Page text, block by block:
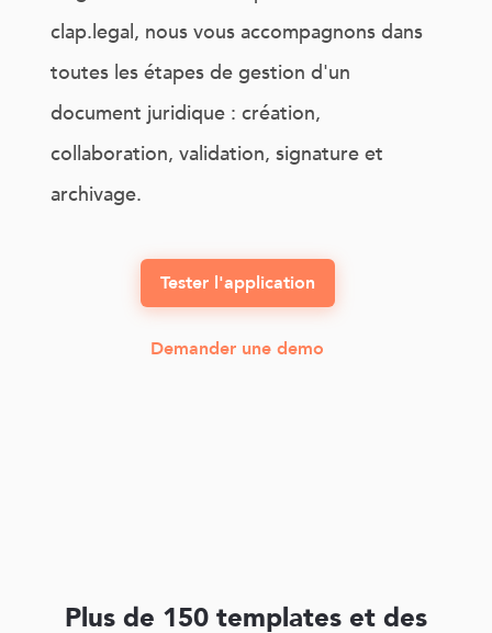
clap.legal, nous vous accompagnons dans
toutes les étapes de gestion d'un
document juridique : création,
collaboration, validation, signature et
archivage.
Tester l'application
Demander une demo
Plus de 150 templates et des